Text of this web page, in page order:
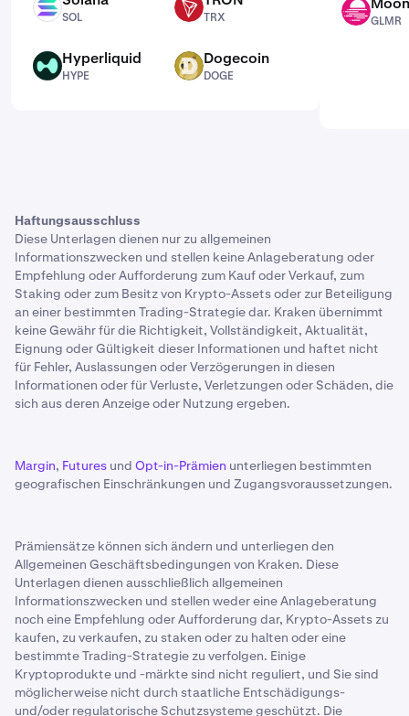
SOL
SOL
TRX
TRX
HYPE Hyperliquid
HYPE
DOGE Dogecoin
DOGE
GLMR
GLMR
Haftungsausschluss
Diese Unterlagen dienen nur zu allgemeinen
Informationszwecken und stellen keine Anlageberatung oder
Empfehlung oder Aufforderung zum Kauf oder Verkauf, zum
Staking oder zum Besitz von Krypto-Assets oder zur Beteiligung
an einer bestimmten Trading-Strategie dar. Kraken übernimmt
keine Gewähr für die Richtigkeit, Vollständigkeit, Aktualität,
Eignung oder Gültigkeit dieser Informationen und haftet nicht
für Fehler, Auslassungen oder Verzögerungen in diesen
Informationen oder für Verluste, Verletzungen oder Schäden, die
sich aus deren Anzeige oder Nutzung ergeben.
Margin, Futures und Opt-in-Prämien unterliegen bestimmten
geografischen Einschränkungen und Zugangsvoraussetzungen.
Prämiensätze können sich ändern und unterliegen den
Allgemeinen Geschäftsbedingungen von Kraken. Diese
Unterlagen dienen ausschließlich allgemeinen
Informationszwecken und stellen weder eine Anlageberatung
noch eine Empfehlung oder Aufforderung dar, Krypto-Assets zu
kaufen, zu verkaufen, zu staken oder zu halten oder eine
bestimmte Trading-Strategie zu verfolgen. Einige
Kryptoprodukte und -märkte sind nicht reguliert, und Sie sind
möglicherweise nicht durch staatliche Entschädigungs-
und/oder regulatorische Schutzsysteme geschützt. Die